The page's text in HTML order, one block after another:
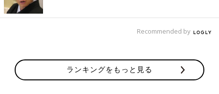
Recommended by
ランキングをもっと見る